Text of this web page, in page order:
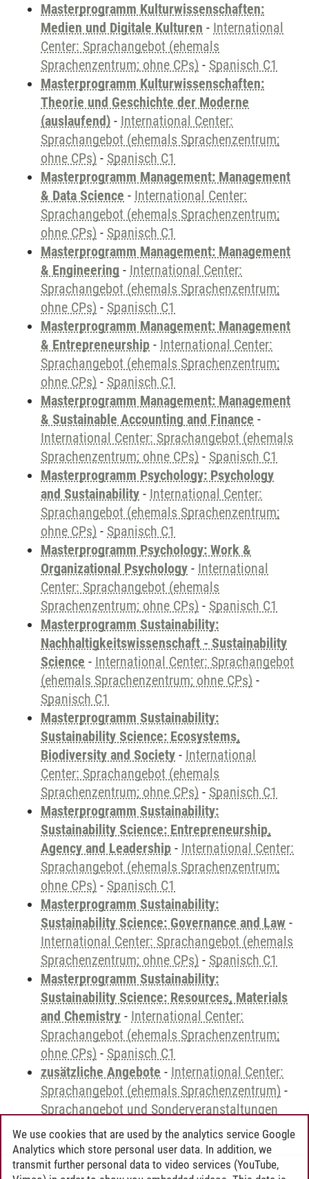
Masterprogramm Kulturwissenschaften:
Medien und Digitale Kulturen - International
Center: Sprachangebot (ehemals
Sprachenzentrum; ohne CPs) - Spanisch C1
Masterprogramm Kulturwissenschaften:
Theorie und Geschichte der Moderne
(auslaufend) - International Center:
Sprachangebot (ehemals Sprachenzentrum;
ohne CPs) - Spanisch C1
Masterprogramm Management: Management
& Data Science - International Center:
Sprachangebot (ehemals Sprachenzentrum;
ohne CPs) - Spanisch C1
Masterprogramm Management: Management
& Engineering - International Center:
Sprachangebot (ehemals Sprachenzentrum;
ohne CPs) - Spanisch C1
Masterprogramm Management: Management
& Entrepreneurship - International Center:
Sprachangebot (ehemals Sprachenzentrum;
ohne CPs) - Spanisch C1
Masterprogramm Management: Management
& Sustainable Accounting and Finance -
International Center: Sprachangebot (ehemals
Sprachenzentrum; ohne CPs) - Spanisch C1
Masterprogramm Psychology: Psychology
and Sustainability - International Center:
Sprachangebot (ehemals Sprachenzentrum;
ohne CPs) - Spanisch C1
Masterprogramm Psychology: Work &
Organizational Psychology - International
Center: Sprachangebot (ehemals
Sprachenzentrum; ohne CPs) - Spanisch C1
Masterprogramm Sustainability:
Nachhaltigkeitswissenschaft - Sustainability
Science - International Center: Sprachangebot
(ehemals Sprachenzentrum; ohne CPs) -
Spanisch C1
Masterprogramm Sustainability:
Sustainability Science: Ecosystems,
Biodiversity and Society - International
Center: Sprachangebot (ehemals
Sprachenzentrum; ohne CPs) - Spanisch C1
Masterprogramm Sustainability:
Sustainability Science: Entrepreneurship,
Agency and Leadership - International Center:
Sprachangebot (ehemals Sprachenzentrum;
ohne CPs) - Spanisch C1
Masterprogramm Sustainability:
Sustainability Science: Governance and Law -
International Center: Sprachangebot (ehemals
Sprachenzentrum; ohne CPs) - Spanisch C1
Masterprogramm Sustainability:
Sustainability Science: Resources, Materials
and Chemistry - International Center:
Sprachangebot (ehemals Sprachenzentrum;
ohne CPs) - Spanisch C1
zusätzliche Angebote - International Center:
Sprachangebot (ehemals Sprachenzentrum) -
Sprachangebot und Sonderveranstaltungen
Andreea Tribel 30.06.2024
We use cookies that are used by the analytics service Google
Analytics which store personal user data. In addition, we
transmit further personal data to video services (YouTube,